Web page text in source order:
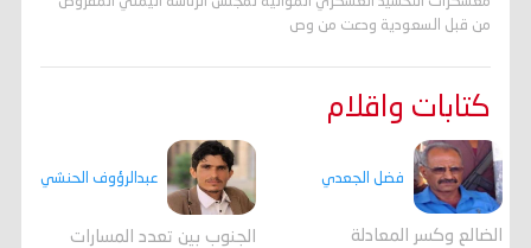
من قبل السعودية ودعت من وص
كتابات واقلام
فضل الجعدي
الضالع وكسر المعادلة
عبدالرؤوف الحنشي
الجنوب بين تعدد المسارات